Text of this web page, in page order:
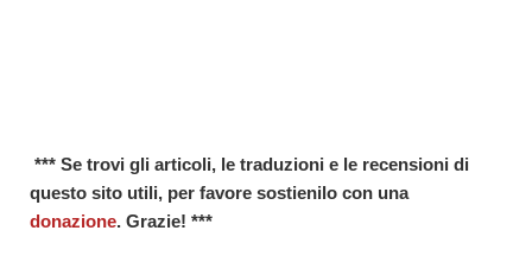
*** Se trovi gli articoli, le traduzioni e le recensioni di
questo sito utili, per favore sostienilo con una
donazione. Grazie! ***